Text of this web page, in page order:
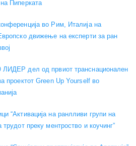
Пиперката
во Рим, Италија на
движење на експерти за ран
дел од првиот транснационален
проектот Green Up Yourself во
“Активација на ранлливи групи на
трудот преку ментроство и коучинг”